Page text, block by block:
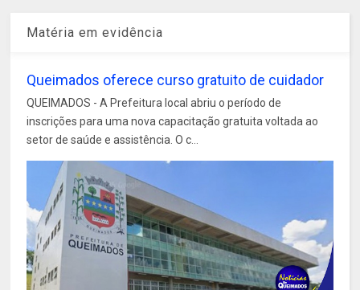
Matéria em evidência
Queimados oferece curso gratuito de cuidador
QUEIMADOS - A Prefeitura local abriu o período de
inscrições para uma nova capacitação gratuita voltada ao
setor de saúde e assistência. O c...